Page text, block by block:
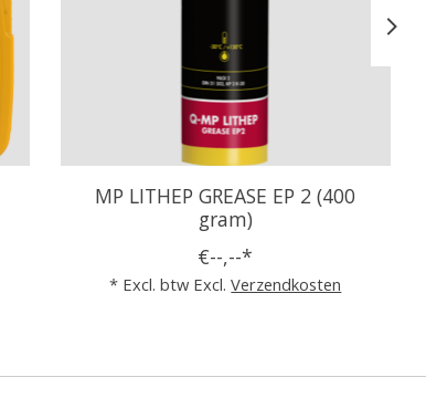
MP LITHEP GREASE EP 2 (400
gram)
€--,--*
* Excl. btw Excl.Verzendkosten